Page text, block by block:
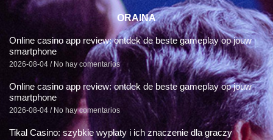
ORAINA
Online casino app review: ontdek de beste gameplay op jouw
smartphone
2026-08-04 No hay comentarios
Online casino app review: ontdek de beste gameplay op jouw
smartphone
2026-08-04 No hay comentarios
Tikal Casino: szybkie wypłaty i ich znaczenie dla graczy